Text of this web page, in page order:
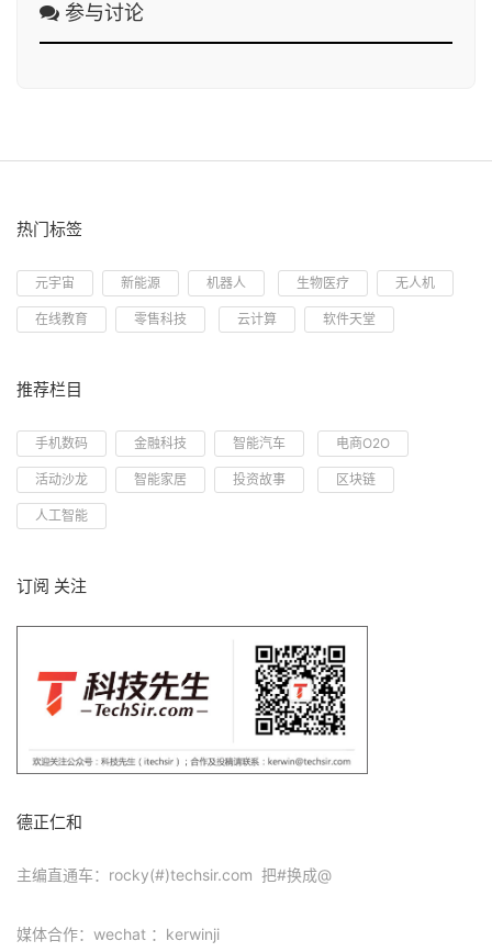
参与讨论
热门标签
元宇宙 新能源 机器人 生物医疗 无人机
在线教育 零售科技 云计算 软件天堂
推荐栏目
手机数码 金融科技 智能汽车 电商O2O
活动沙龙 智能家居 投资故事 区块链
人工智能
订阅 关注
德正仁和
主编直通车：rocky(#)techsir.com 把#换成@
媒体合作：wechat ：kerwinji